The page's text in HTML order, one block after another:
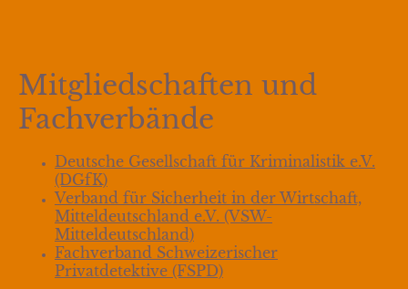
Mitgliedschaften und
Fachverbände
Deutsche Gesellschaft für Kriminalistik e.V.
(DGfK)
Verband für Sicherheit in der Wirtschaft,
Mitteldeutschland e.V. (VSW-
Mitteldeutschland)
Fachverband Schweizerischer
Privatdetektive (FSPD)